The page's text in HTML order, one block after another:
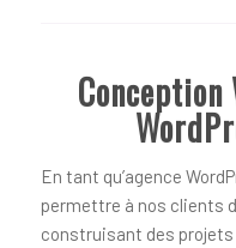
En tant qu’agence
permettre à nos clients
construisant des